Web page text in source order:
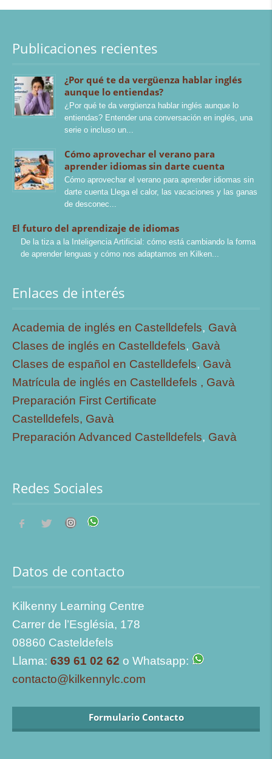
Publicaciones recientes
¿Por qué te da vergüenza hablar inglés
aunque lo entiendas?
¿Por qué te da vergüenza hablar inglés aunque lo
entiendas? Entender una conversación en inglés, una
serie o incluso un
Cómo aprovechar el verano para
aprender idiomas sin darte cuenta
Cómo aprovechar el verano para aprender idiomas sin
darte cuenta Llega el calor, las vacaciones y las ganas
de desconec
El futuro del aprendizaje de idiomas
De la tiza a la Inteligencia Artificial: cómo está cambiando la forma
de aprender lenguas y cómo nos adaptamos en Kilken
Enlaces de interés
Academia de inglés en Castelldefels, Gavà
Clases de inglés en Castelldefels, Gavà
Clases de español en Castelldefels, Gavà
Matrícula de inglés en Castelldefels , Gavà
Preparación First Certificate
Castelldefels, Gavà
Preparación Advanced Castelldefels, Gavà
Redes Sociales
Datos de contacto
Kilkenny Learning Centre
Carrer de l’Església, 178
08860 Casteldefels
Llama: 639 61 02 62 o Whatsapp:
contacto@kilkennylc.com
Formulario Contacto